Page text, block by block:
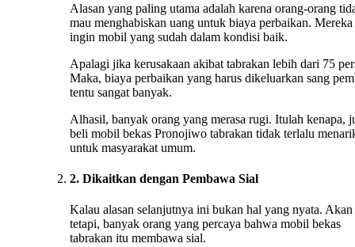
Alasan yang paling utama adalah karena orang-orang
mau menghabiskan uang untuk biaya perbaikan. Mereka
ingin mobil yang sudah dalam kondisi baik.
Apalagi jika kerusakaan akibat tabrakan lebih dari 75
Maka, biaya perbaikan yang harus dikeluarkan sang
tentu sangat banyak.
Alhasil, banyak orang yang merasa rugi. Itulah kenapa,
beli mobil bekas Pronojiwo tabrakan tidak terlalu
untuk masyarakat umum.
2. Dikaitkan dengan Pembawa Sial
Kalau alasan selanjutnya ini bukan hal yang nyata. Akan
tetapi, banyak orang yang percaya bahwa mobil bekas
tabrakan itu membawa sial.